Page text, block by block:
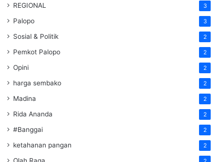
REGIONAL 3
Palopo 3
Sosial & Politik 2
Pemkot Palopo 2
Opini 2
harga sembako 2
Madina 2
Rida Ananda 2
#Banggai 2
ketahanan pangan 2